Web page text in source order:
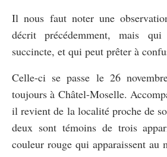
Il nous faut noter une
décrit précédemment, mais
succincte, et qui peut prêter à
Celle-ci se passe le 26
toujours à Châtel-Moselle.
il revient de la localité proche de
deux sont témoins de trois
couleur rouge qui apparaissent au